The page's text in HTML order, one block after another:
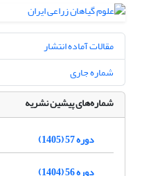
مقالات آماده انتشار
شماره جاری
شماره‌های پیشین نشریه
دوره 57 (1405)
دوره 56 (1404)